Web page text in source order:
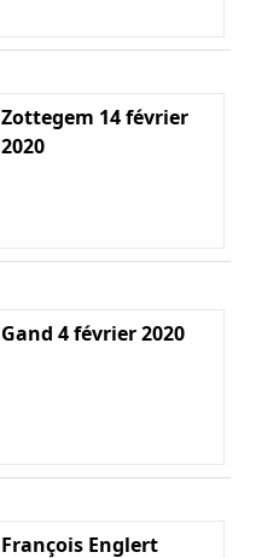
Zottegem 14 février
2020
Gand 4 février 2020
François Englert